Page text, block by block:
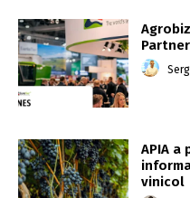
APIA
vinicol